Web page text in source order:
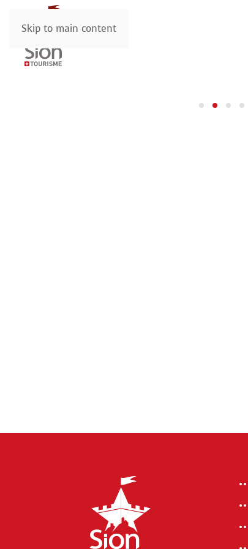
Skip to main content